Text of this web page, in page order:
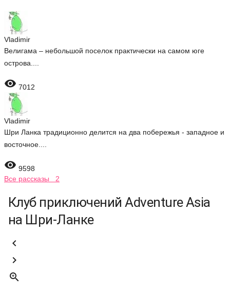
Vladimir
Велигама – небольшой поселок практически на самом юге
острова....
 7012
Vladimir
Шри Ланка традиционно делится на два побережья - западное и
восточное....
 9598
Все рассказы 2
Клуб приключений Adventure Asia
на Шри-Ланке


